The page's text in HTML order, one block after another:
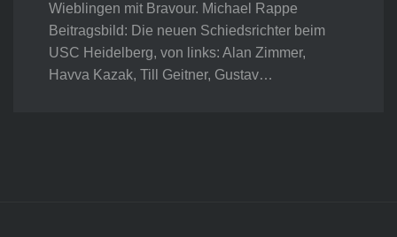
Wieblingen mit Bravour. Michael Rappe
Beitragsbild: Die neuen Schiedsrichter beim
USC Heidelberg, von links: Alan Zimmer,
Havva Kazak, Till Geitner, Gustav…